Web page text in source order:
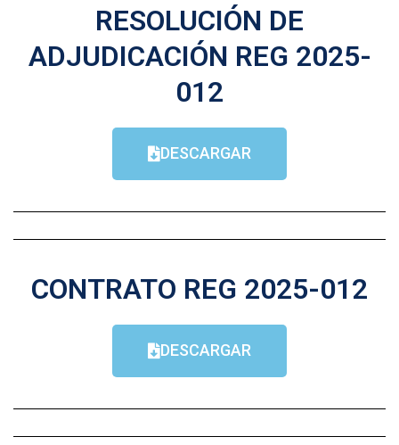
RESOLUCIÓN DE
ADJUDICACIÓN REG 2025-
012
DESCARGAR
CONTRATO REG 2025-012
DESCARGAR